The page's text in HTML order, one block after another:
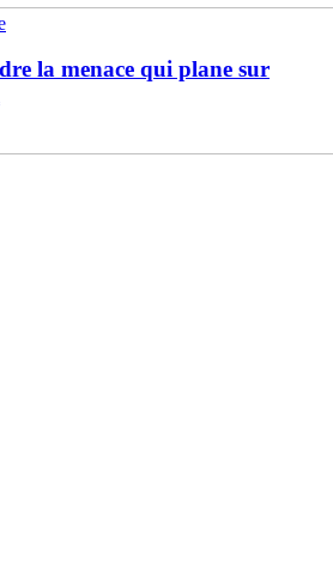
la menace qui plane sur